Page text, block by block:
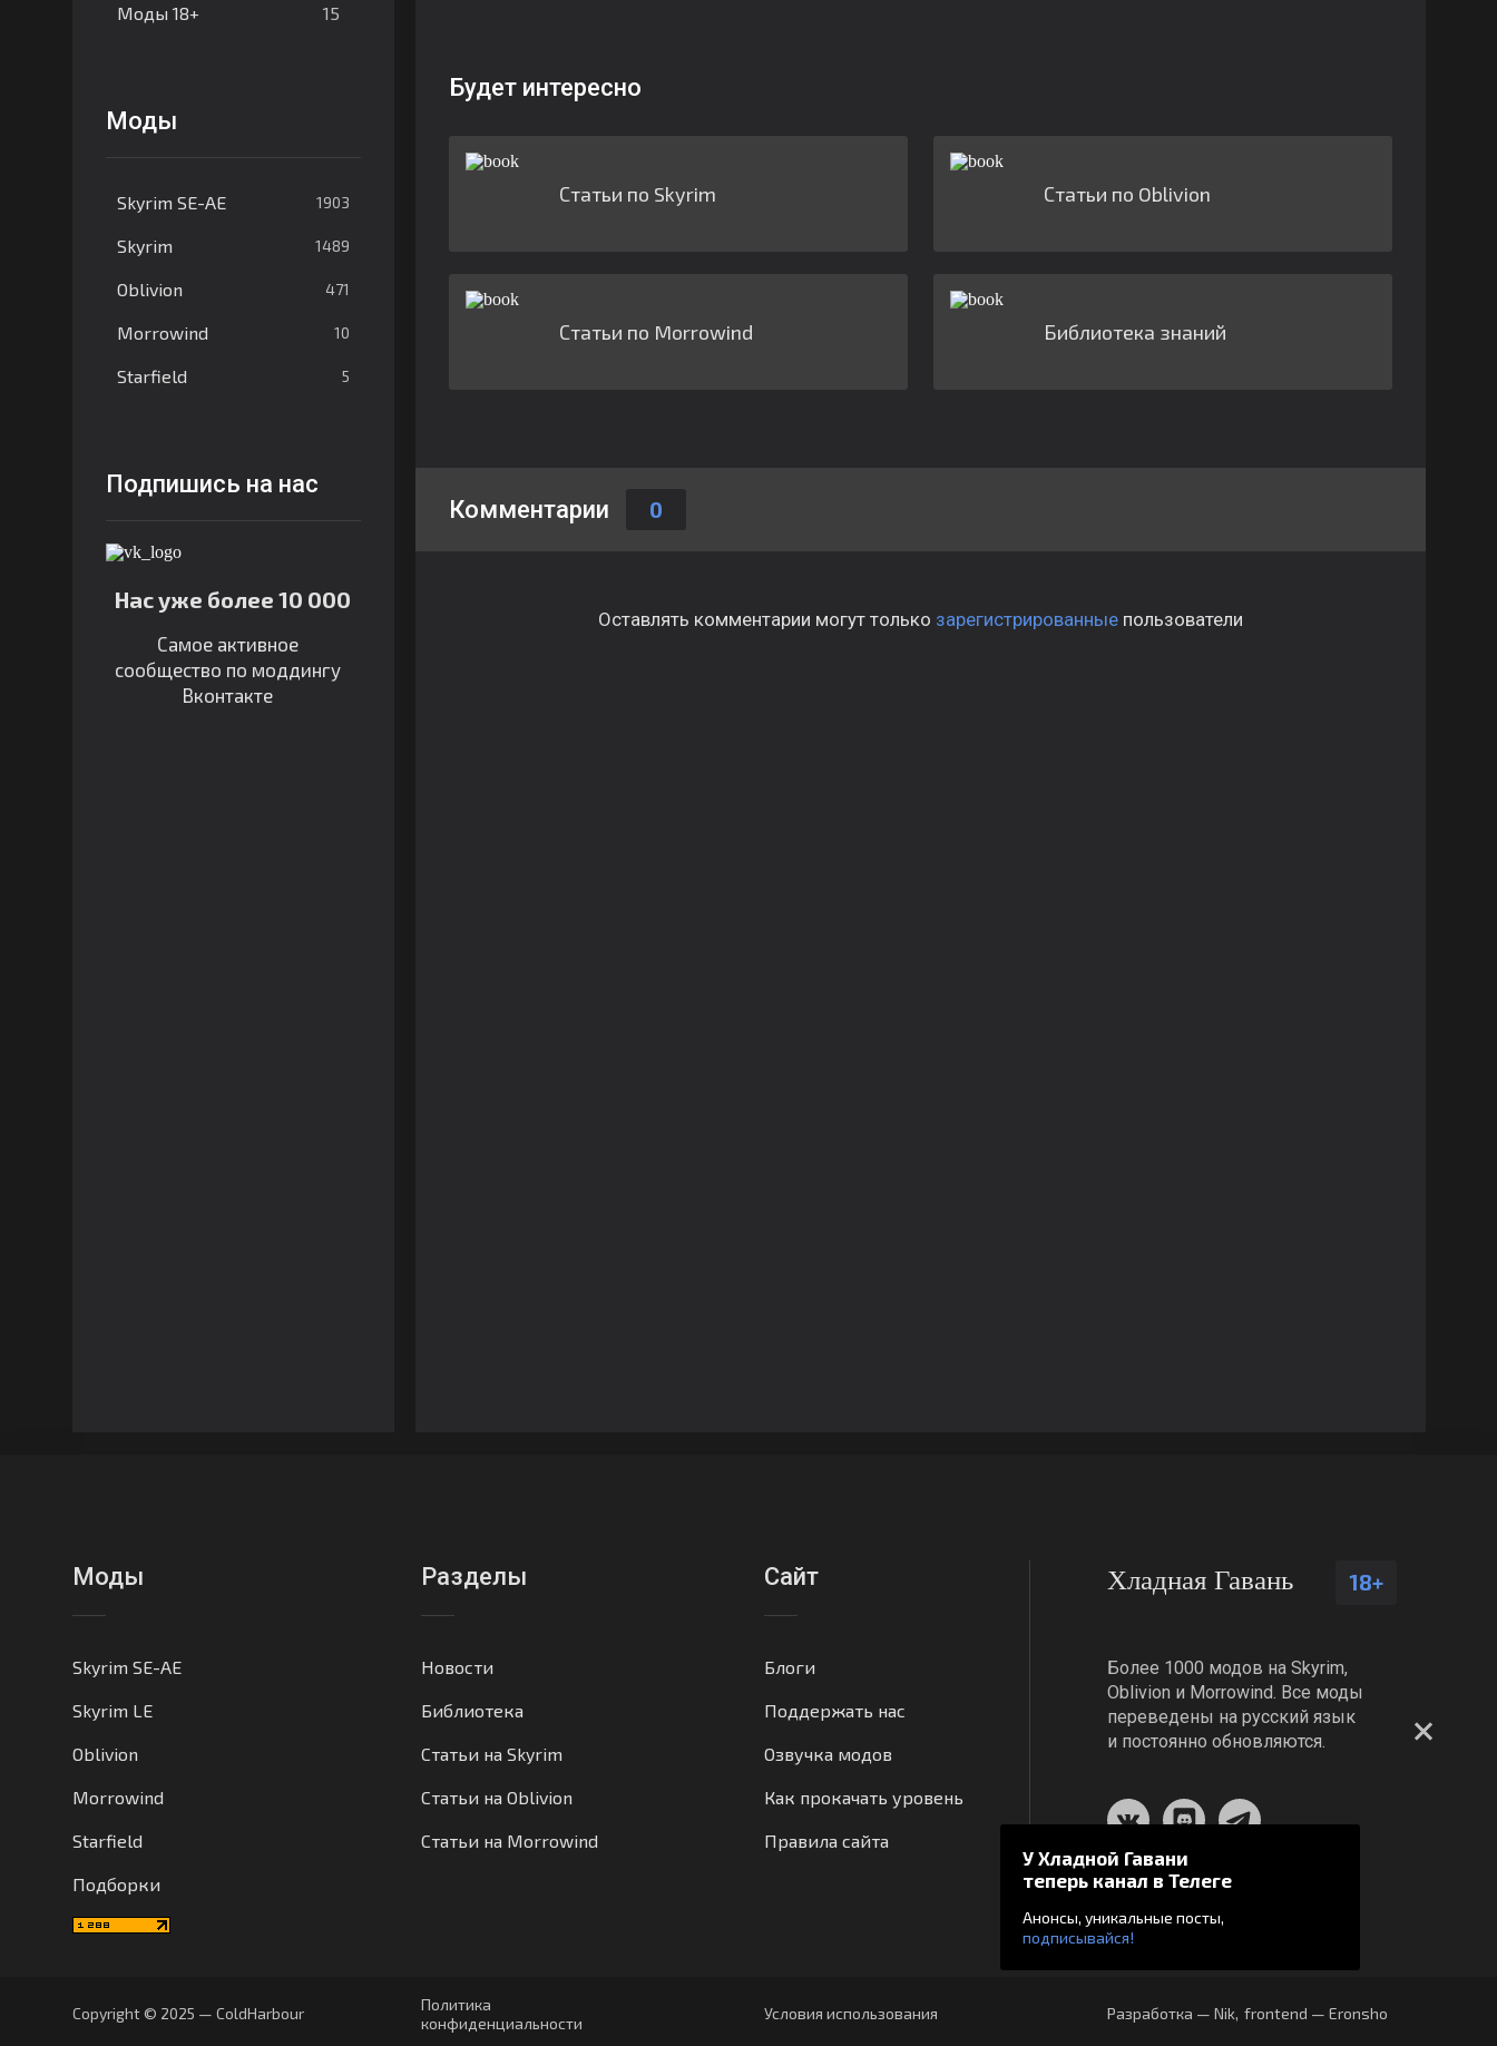
Моды 18+ 15
Моды
Skyrim SE-AE 1903
Skyrim 1489
Oblivion 471
Morrowind 10
Starfield 5
Подпишись на нас
Нас уже более 10 000
Самое активное
сообщество по моддингу
Вконтакте
Будет интересно
Статьи по Skyrim Статьи по Oblivion
Статьи по Morrowind Библиотека знаний
Комментарии 0
Оставлять комментарии могут только зарегистрированныепользователи
У Хладной Гавани
теперь канал в Телеге
Анонсы, уникальные посты,
подписывайся!
Моды
Skyrim SE-AE
Skyrim LE
Oblivion
Morrowind
Starfield
Подборки
Разделы
Новости
Библиотека
Статьи на Skyrim
Статьи на Oblivion
Статьи на Morrowind
Сайт
Блоги
Поддержать нас
Озвучка модов
Как прокачать уровень
Правила сайта
Хладная Гавань 18+
Более 1000 модов на Skyrim,
Oblivion и Morrowind. Все моды
переведены на русский язык
и постоянно обновляются.
Copyright © 2025 — ColdHarbour
Политика
конфиденциальности
Условия использования Разработка — Nik, frontend — Eronsho